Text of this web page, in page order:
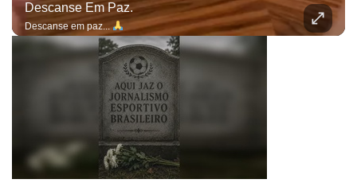
Descanse Em Paz.
Descanse em paz...